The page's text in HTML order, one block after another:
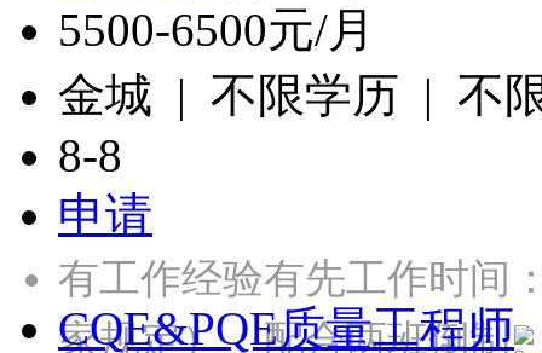
5500-6500元/月
金城 | 不限学历 | 不
8-8
申请
有工作经验有先工作时间
家规定）；配合两班倒
CQE&PQE质量工程师